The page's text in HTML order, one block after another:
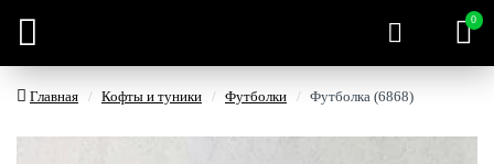
0
Главная Кофты и туники Футболки Футболка (6868)